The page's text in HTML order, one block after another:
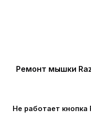
Ремонт мышки
Не работает кнопка